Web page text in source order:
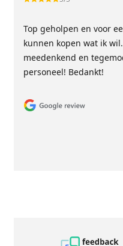
Top geholpen en voor
kunnen kopen wat ik
meedenkend en
personeel! Bedankt!